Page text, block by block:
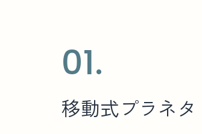
01.
移動式プラネタ